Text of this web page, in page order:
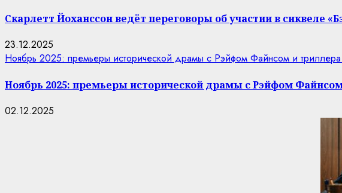
Скарлетт Йоханссон ведёт переговоры об участии в сиквеле
23.12.2025
Ноябрь 2025: премьеры исторической драмы с Рэйфом Файнсом и
Ноябрь 2025: премьеры исторической драмы с Рэйфом
02.12.2025